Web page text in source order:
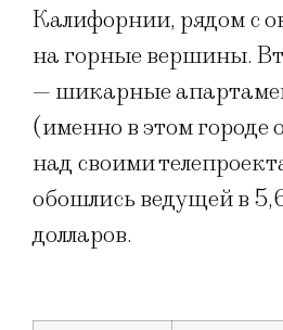
Калифорнии, рядом с
на горные вершины.
— шикарные
(именно в этом городе
над своими
обошлись ведущей в
долларов.